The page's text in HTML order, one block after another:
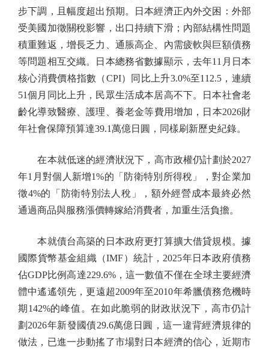
步下調，且幅度超出預期。日本經濟正內外交困：外部
受美國加徵關稅影響，出口持續下滑；內部結構性問題
積重難返，增長乏力、通脹高企、內需疲軟與巨額債務
等問題相互交織。日本總務省數據顯示，去年11月日本
核心消費價格指數（CPI）同比上升3.0%至112.5，連續
51個月同比上升，民眾生活成本居高不下。日本社會老
齡化導致醫療、護理、養老金等費用增加，日本2026財
年社會保障預算達39.1萬億日圓，同樣刷新歷史紀錄。
在本就低迷的經濟狀況下，高市政權仍計劃於2027
年1月對個人新增1%的「防衛特別所得稅」，對企業加
徵4%的「防衛特別法人稅」，額外經營成本最終必然
通過商品與服務漲價轉嫁給消費者，加重生活負擔。
本就債台高築的日本政府更打算擴大借貸規模。據
國際貨幣基金組織（IMF）統計，2025年日本政府債務
佔GDP比例高達229.6%，這一數值不僅在全球主要經濟
體中遙遙領先，更遠超2009年至2010年希臘債務危機時
期142%的峰值。在如此脆弱的財政狀況下，高市仍計
劃2026年新發國債29.6萬億日圓，這一違背經濟規律的
做法，已進一步動搖了市場對日本經濟的信心，近期市